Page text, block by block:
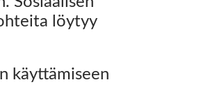
löytyy
käyttämiseen